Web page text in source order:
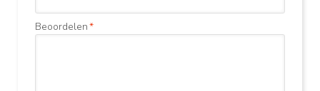
*
Beoordelen